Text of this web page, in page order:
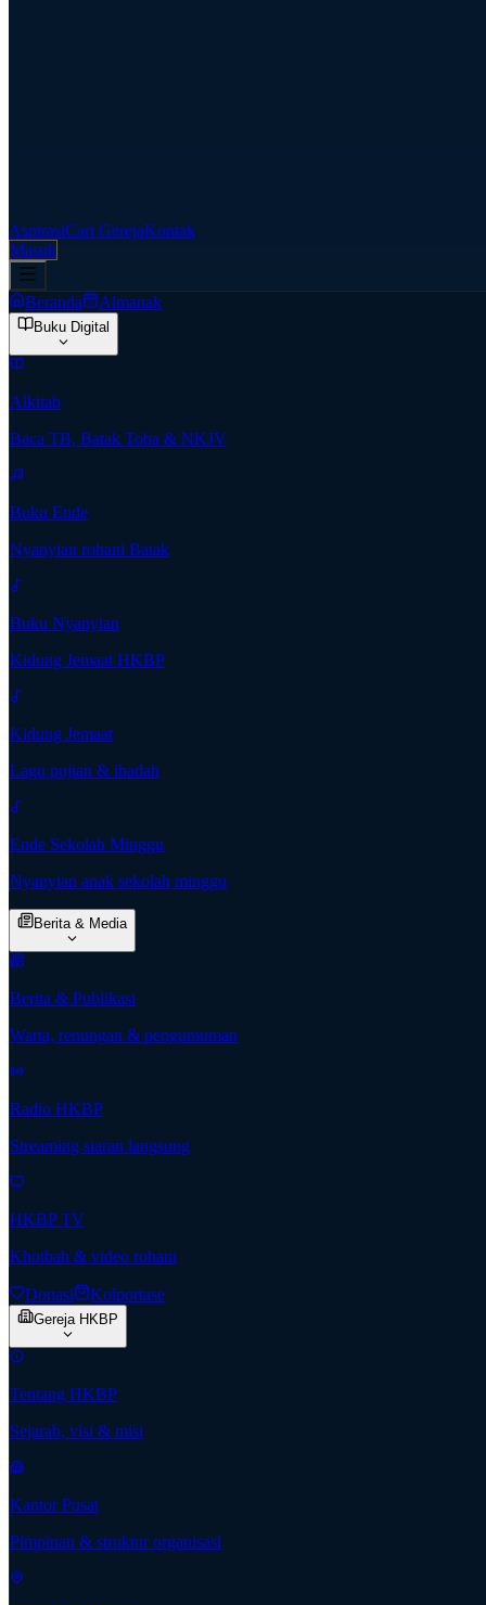
AspirasiCari GerejaKontak
Masuk
Beranda Almanak
Buku Digital
Alkitab
Baca TB, Batak Toba & NKJV
Buku Ende
Nyanyian rohani Batak
Buku Nyanyian
Kidung Jemaat HKBP
Kidung Jemaat
Lagu pujian & ibadah
Ende Sekolah Minggu
Nyanyian anak sekolah minggu
Berita & Media
Berita & Publikasi
Warta, renungan & pengumuman
Radio HKBP
Streaming siaran langsung
HKBP TV
Khotbah & video rohani
Donasi Kolportase
Gereja HKBP
Tentang HKBP
Sejarah, visi & misi
Kantor Pusat
Pimpinan & struktur organisasi